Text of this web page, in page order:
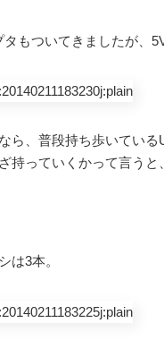
もついてきましたが、
ら、普段持ち歩いている
持っていくかって言うと
は3本。